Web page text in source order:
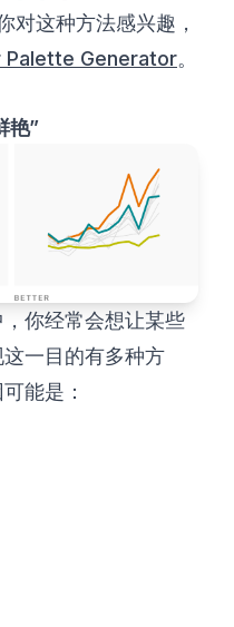
对这种方法感兴趣，
Palette Generator。
艳”
你经常会想让某些
一目的有多种方
能是：